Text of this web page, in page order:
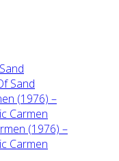
(1976) –
Carmen